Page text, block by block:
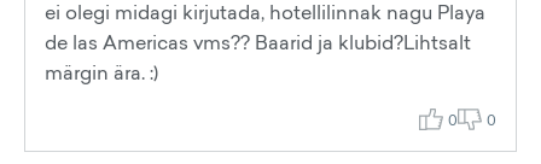
ei olegi midagi kirjutada, hotellilinnak nagu Playa
de las Americas vms?? Baarid ja klubid?Lihtsalt
märgin ära. :)
0 0